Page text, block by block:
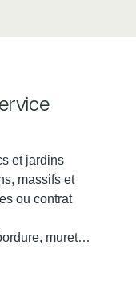
et jardins
massifs et
ou contrat
muret…